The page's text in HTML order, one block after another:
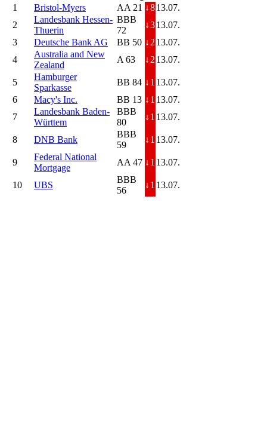
1
Bristol-Myers AA 21 ↓813.07.
2
Landesbank Hessen-
Thuerin
BBB
72
↓313.07.
3
Deutsche Bank AG BB 50 ↓ 2 13.07.
4
Australia and New
Zealand
A 63 ↓ 2 13.07.
5
Hamburger
Sparkasse
BB 84 ↓ 1 13.07.
6
Macy's Inc. BB 13 ↓ 1 13.07.
7
Landesbank Baden-
Württem
BBB
80
↓ 1 13.07.
8 DNB Bank
BBB
59
↓ 1 13.07.
9
Federal National
Mortgage
AA 47 ↓ 1 13.07.
10 UBS
BBB
56
↓ 1 13.07.